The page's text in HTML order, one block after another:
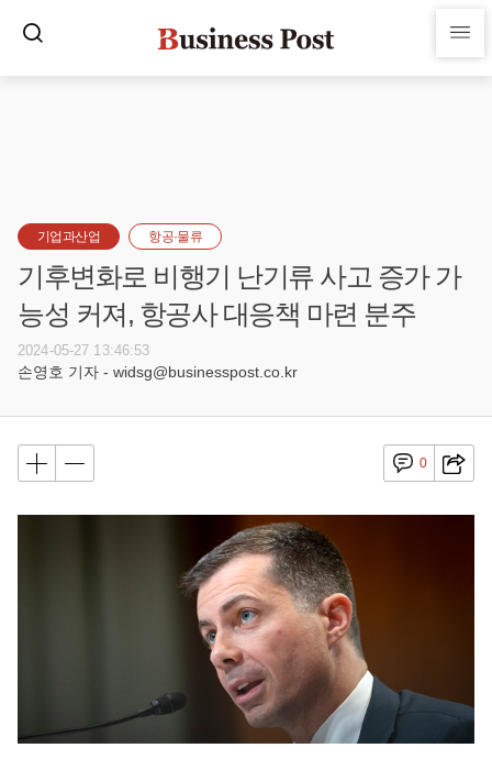
기업과산업 항공·물류
기후변화로 비행기 난기류 사고 증가 가
능성 커져, 항공사 대응책 마련 분주
2024-05-27 13:46:53
손영호 기자 - widsg@businesspost.co.kr
0